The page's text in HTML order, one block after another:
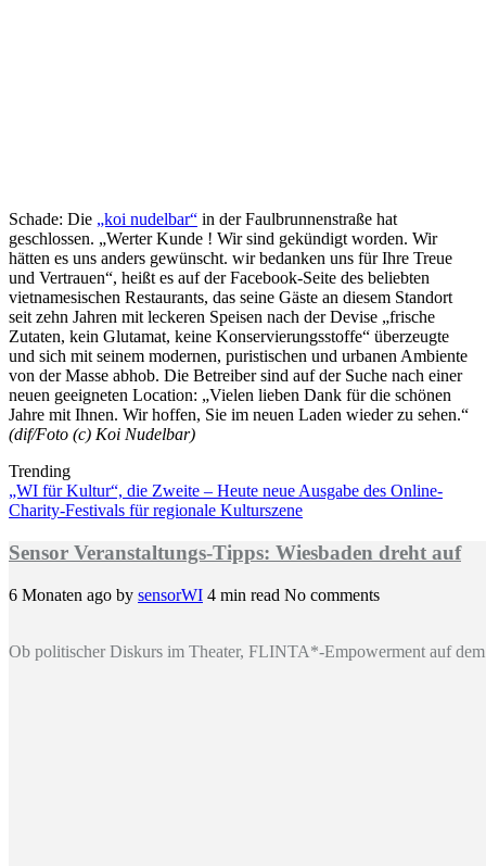
Schade: Die „koi nudelbar“ in der Faulbrunnenstraße hat
geschlossen. „Werter Kunde ! Wir sind gekündigt worden. Wir
hätten es uns anders gewünscht. wir bedanken uns für Ihre Treue
und Vertrauen“, heißt es auf der Facebook-Seite des beliebten
vietnamesischen Restaurants, das seine Gäste an diesem Standort
seit zehn Jahren mit leckeren Speisen nach der Devise „frische
Zutaten, kein Glutamat, keine Konservierungsstoffe“ überzeugte
und sich mit seinem modernen, puristischen und urbanen Ambiente
von der Masse abhob. Die Betreiber sind auf der Suche nach einer
neuen geeigneten Location: „Vielen lieben Dank für die schönen
Jahre mit Ihnen. Wir hoffen, Sie im neuen Laden wieder zu sehen.“
(dif/Foto (c) Koi Nudelbar)
Trending
„WI für Kultur“, die Zweite – Heute neue Ausgabe des Online-
Charity-Festivals für regionale Kulturszene
Sensor Veranstaltungs-Tipps: Wiesbaden dreht auf
6 Monaten ago by sensorWI 4 min read No comments
Ob politischer Diskurs im Theater, FLINTA*-Empowerment auf